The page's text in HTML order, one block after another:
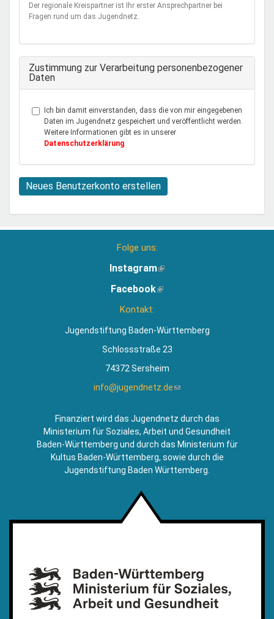
Der regionale Kreispartner ist Ihr erster Ansprechpartner bei
Fragen rund um das Jugendnetz.
Zustimmung zur Verarbeitung personenbezogener
Daten
Ich bin damit einverstanden, dass die von mir eingegebenen
Daten im Jugendnetz gespeichert und veröffentlicht werden.
Weitere Informationen gibt es in unserer
Datenschutzerklärung
Neues Benutzerkonto erstellen
Folge uns:
Instagram(Link
extern)
Facebook(Link
Kontakt:
Jugendstiftung Baden-Württemberg
Schlossstraße 23
74372 Sersheim
info@jugendnetz.de(Link
Mail)
Finanziert wird das Jugendnetz durch das
Ministerium für Soziales, Arbeit und Gesundheit
Baden-Württemberg und durch das Ministerium für
Kultus Baden-Württemberg, sowie durch die
Jugendstiftung Baden Württemberg.